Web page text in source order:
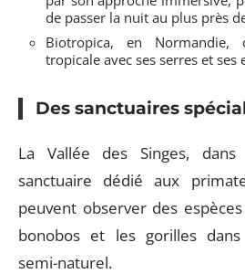
de passer la nuit au plus près
Biotropica, en Normandie,
tropicale avec ses serres et ses
Des sanctuaires
La Vallée des Singes,
sanctuaire dédié aux
peuvent observer des
bonobos et les gorilles
semi-naturel.